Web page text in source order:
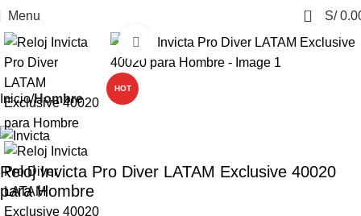
Menu 0 S/
-61%
HOT
Click to enlarge
Inicio Hombre
Reloj Invicta Pro Diver LATAM Exclusive 40020
para Hombre